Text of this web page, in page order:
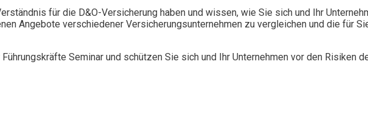
für die D&O-Versicherung haben und wissen, wie Sie sich und Ihr
Angebote verschiedener Versicherungsunternehmen zu vergleichen und die für
Seminar und schützen Sie sich und Ihr Unternehmen vor den Risiken